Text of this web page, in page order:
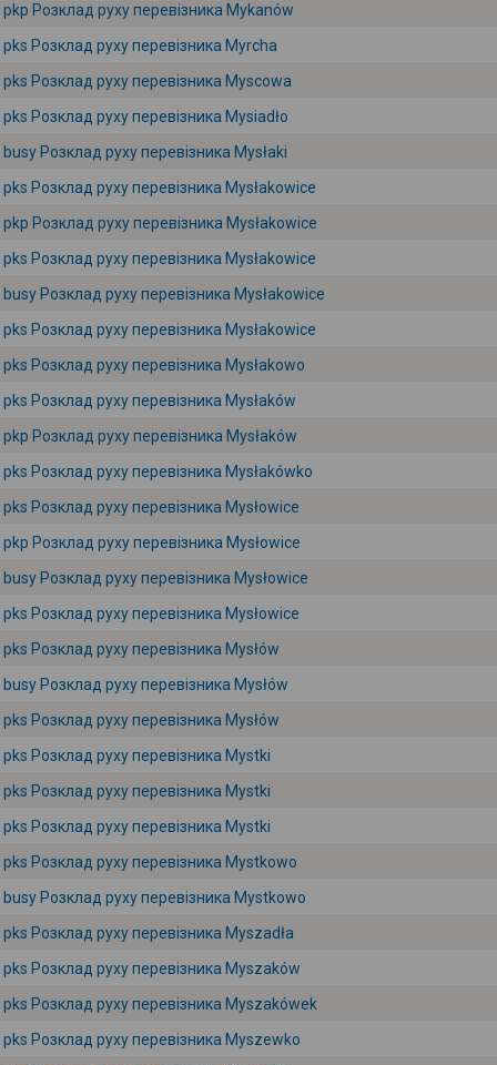
pkp Розклад руху перевізника Mykanów
pks Розклад руху перевізника Myrcha
pks Розклад руху перевізника Myscowa
pks Розклад руху перевізника Mysiadło
busy Розклад руху перевізника Mysłaki
pks Розклад руху перевізника Mysłakowice
pkp Розклад руху перевізника Mysłakowice
pks Розклад руху перевізника Mysłakowice
busy Розклад руху перевізника Mysłakowice
pks Розклад руху перевізника Mysłakowice
pks Розклад руху перевізника Mysłakowo
pks Розклад руху перевізника Mysłaków
pkp Розклад руху перевізника Mysłaków
pks Розклад руху перевізника Mysłakówko
pks Розклад руху перевізника Mysłowice
pkp Розклад руху перевізника Mysłowice
busy Розклад руху перевізника Mysłowice
pks Розклад руху перевізника Mysłowice
pks Розклад руху перевізника Mysłów
busy Розклад руху перевізника Mysłów
pks Розклад руху перевізника Mysłów
pks Розклад руху перевізника Mystki
pks Розклад руху перевізника Mystki
pks Розклад руху перевізника Mystki
pks Розклад руху перевізника Mystkowo
busy Розклад руху перевізника Mystkowo
pks Розклад руху перевізника Myszadła
pks Розклад руху перевізника Myszaków
pks Розклад руху перевізника Myszakówek
pks Розклад руху перевізника Myszewko